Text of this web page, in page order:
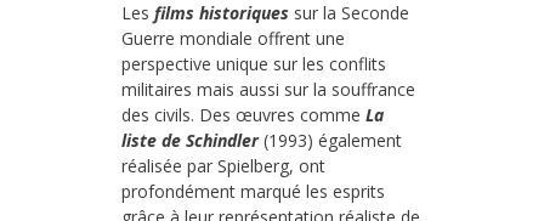
Les films historiques sur la Seconde
Guerre mondiale offrent une
perspective unique sur les conflits
militaires mais aussi sur la souffrance
des civils. Des œuvres comme La
liste de Schindler(1993) également
réalisée par Spielberg, ont
profondément marqué les esprits